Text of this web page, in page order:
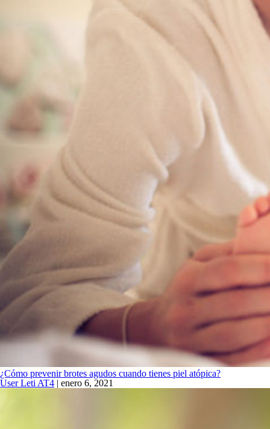
¿Cómo prevenir brotes agudos cuando tienes piel atópica?
User Leti AT4 | enero 6, 2021